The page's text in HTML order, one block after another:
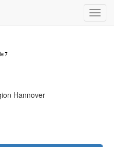
Hannover